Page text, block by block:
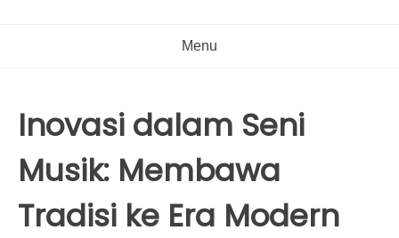
Menu
Inovasi dalam Seni
Musik: Membawa
Tradisi ke Era Modern